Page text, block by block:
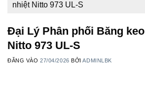
nhiệt Nitto 973 UL-S
Đại Lý Phân phối Băng
Nitto 973 UL-S
ĐĂNG VÀO27/04/2026 BỞIADMINLBK